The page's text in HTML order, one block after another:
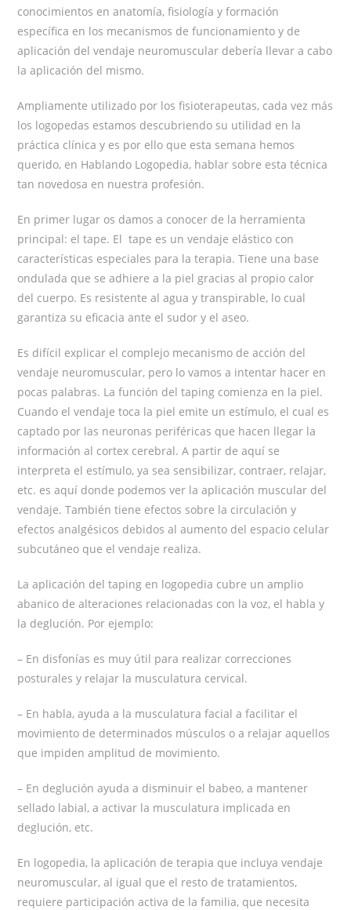
conocimientos en anatomía, fisiología y formación
específica en los mecanismos de funcionamiento y de
aplicación del vendaje neuromuscular debería llevar a cabo
la aplicación del mismo.
Ampliamente utilizado por los fisioterapeutas, cada vez más
los logopedas estamos descubriendo su utilidad en la
práctica clínica y es por ello que esta semana hemos
querido, en Hablando Logopedia, hablar sobre esta técnica
tan novedosa en nuestra profesión.
En primer lugar os damos a conocer de la herramienta
principal: el tape. El tape es un vendaje elástico con
características especiales para la terapia. Tiene una base
ondulada que se adhiere a la piel gracias al propio calor
del cuerpo. Es resistente al agua y transpirable, lo cual
garantiza su eficacia ante el sudor y el aseo.
Es difícil explicar el complejo mecanismo de acción del
vendaje neuromuscular, pero lo vamos a intentar hacer en
pocas palabras. La función del taping comienza en la piel.
Cuando el vendaje toca la piel emite un estímulo, el cual es
captado por las neuronas periféricas que hacen llegar la
información al cortex cerebral. A partir de aquí se
interpreta el estímulo, ya sea sensibilizar, contraer, relajar,
etc. es aquí donde podemos ver la aplicación muscular del
vendaje. También tiene efectos sobre la circulación y
efectos analgésicos debidos al aumento del espacio celular
subcutáneo que el vendaje realiza.
La aplicación del taping en logopedia cubre un amplio
abanico de alteraciones relacionadas con la voz, el habla y
la deglución. Por ejemplo:
– En disfonías es muy útil para realizar correcciones
posturales y relajar la musculatura cervical.
– En habla, ayuda a la musculatura facial a facilitar el
movimiento de determinados músculos o a relajar aquellos
que impiden amplitud de movimiento.
– En deglución ayuda a disminuir el babeo, a mantener
sellado labial, a activar la musculatura implicada en
deglución, etc.
En logopedia, la aplicación de terapia que incluya vendaje
neuromuscular, al igual que el resto de tratamientos,
requiere participación activa de la familia, que necesita